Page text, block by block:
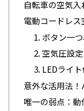
自転車の空気
電動コードレ
1. ボタン一
2. 空気圧設
3. LEDライ
意外な活用法
唯一の弱点：